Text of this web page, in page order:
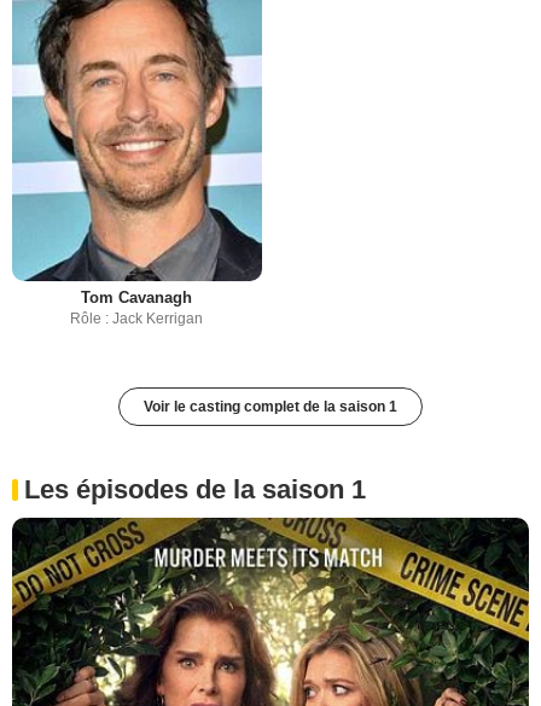
Tom Cavanagh
Rôle : Jack Kerrigan
Voir le casting complet de la saison 1
Les épisodes de la saison 1